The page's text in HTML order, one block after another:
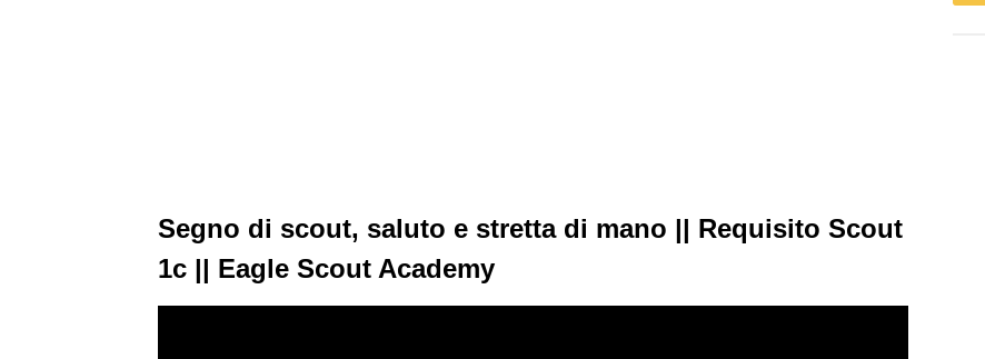
Segno di scout, saluto e stretta di mano || Requisito Scout
1c || Eagle Scout Academy